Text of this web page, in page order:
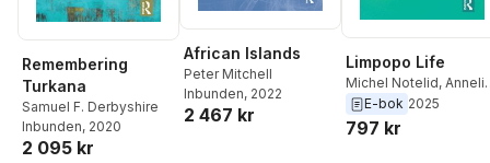
Remembering
Turkana
Samuel F. Derbyshire
Inbunden, 2020
2 095 kr
African Islands
Peter Mitchell
Inbunden, 2022
2 467 kr
Limpopo Life
Michel Notelid, Anneli
Ekblom
E-bok 2025
797 kr